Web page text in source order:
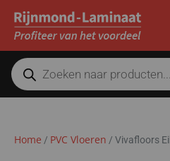
Home / PVC Vloeren / Vivafloors